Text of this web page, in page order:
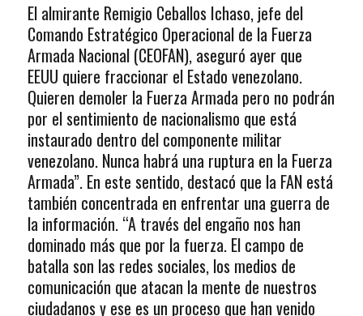
El almirante Remigio Ceballos Ichaso, jefe del
Comando Estratégico Operacional de la Fuerza
Armada Nacional (CEOFAN), aseguró ayer que
EEUU quiere fraccionar el Estado venezolano.
Quieren demoler la Fuerza Armada pero no podrán
por el sentimiento de nacionalismo que está
instaurado dentro del componente militar
venezolano. Nunca habrá una ruptura en la Fuerza
Armada”. En este sentido, destacó que la FAN está
también concentrada en enfrentar una guerra de
la información. “A través del engaño nos han
dominado más que por la fuerza. El campo de
batalla son las redes sociales, los medios de
comunicación que atacan la mente de nuestros
ciudadanos y ese es un proceso que han venido